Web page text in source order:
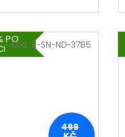
PO
499
Kód:V-SN-ND-3785